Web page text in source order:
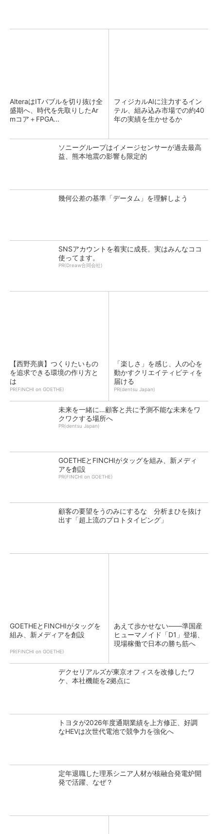
AlteraはITバブルを切り抜け全
盛期へ、時代を先取りしたAr
mコア＋FPGA...
フィジカルAIに注力するイン
テル、組み込み市場での約40
年の実績を生かせるか
ソニーグループはイメージセンサーが過去最高
益、熊本地震の影響も限定的
幾何公差の基準「データム」を理解しよう
SNSアカウントを着実に成長。実はみんなココ
使ってます。
PR(Dreaw合同会社)
【西野亮廣】つくりたいもの
を追求できる環境の作り方と
は
PR(FINCHI on GOETHE)
「楽しさ」を感じ、人の心を
動かすクリエイティビティを
届ける
PR(dentsu Japan)
未来を一緒に…顧客と共に予測不能な未来をワ
クワクする場所へ
PR(dentsu Japan)
GOETHEとFINCHIがタッグを組み、新メディ
アを創設
PR(FINCHI on GOETHE)
顧客の要望をうのみにするな 分析まひを抜け
出す「超上流のプロトタイピング」
GOETHEとFINCHIがタッグを
組み、新メディアを創設
PR(FINCHI on GOETHE)
あえて歩かせない――準国産
ヒューマノイド「D1」登場、
現場稼働で日本の勝ち筋へ
デクセリアルズが東京オフィスを改修したワ
ケ、本社機能を2拠点に
トヨタが2026年度通期業績を上方修正、好調
なHEVは次世代電池で競争力を強化へ
定年退職した理系シニア人材が核融合発電炉開
発で活躍、なぜ？